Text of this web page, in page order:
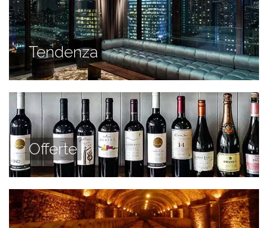
Tendenza
Offerte